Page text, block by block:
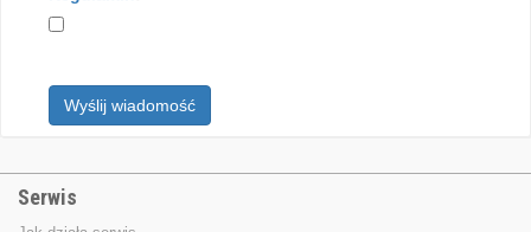
Wyślij wiadomość
Serwis